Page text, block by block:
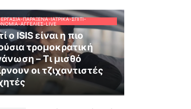
ΠΑΡΆΞΕΝΑ-ΙΑΤΡΙΚΆ-ΣΠΊΤΙ-
ΑΓΓΕΛΊΕΣ-LIVE
ο ISIS είναι η πιο
τρομοκρατική
– Τι μισθό
οι τζιχαντιστές